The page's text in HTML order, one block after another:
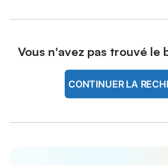
Vous n'avez pas trouvé le
CONTINUER LA